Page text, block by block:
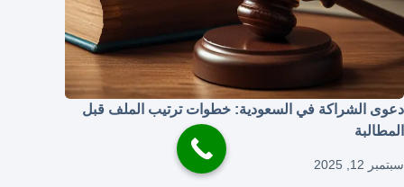
دعوى الشراكة في السعودية: خطوات ترتيب الملف قبل
المطالبة
سبتمبر 12, 2025